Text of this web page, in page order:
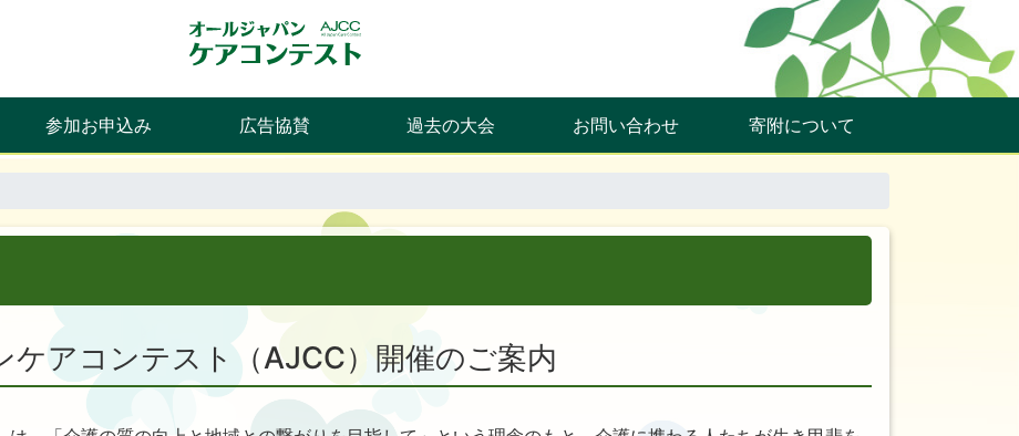
参加お申込み 広告協賛 過去の大会 お問い合わせ 寄附について
アコンテスト（AJCC）開催のご案内